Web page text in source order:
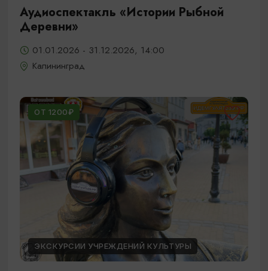
Аудиоспектакль «Истории Рыбной
Деревни»
01.01.2026 - 31.12.2026, 14:00
Калининград
ОТ 1200₽
ЭКСКУРСИИ УЧРЕЖДЕНИЙ КУЛЬТУРЫ